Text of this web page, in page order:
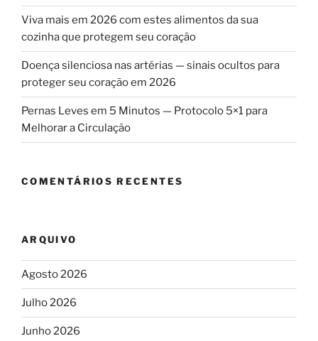
Viva mais em 2026 com estes alimentos da sua
cozinha que protegem seu coração
Doença silenciosa nas artérias — sinais ocultos para
proteger seu coração em 2026
Pernas Leves em 5 Minutos — Protocolo 5×1 para
Melhorar a Circulação
COMENTÁRIOS RECENTES
ARQUIVO
Agosto 2026
Julho 2026
Junho 2026